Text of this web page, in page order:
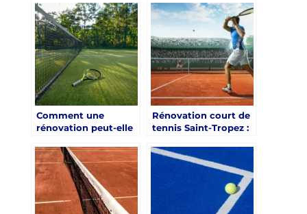
Comment une
rénovation peut-elle
l’expérience des
joueurs sur votre
court de tennis ?
Rénovation court de
tennis Saint-Tropez :
esthétique et
fonctionnelle par